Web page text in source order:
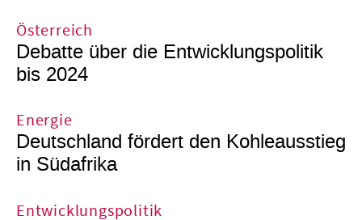
Österreich
Debatte über die Entwicklungspolitik
bis 2024
Energie
Deutschland fördert den Kohleausstieg
in Südafrika
Entwicklungspolitik